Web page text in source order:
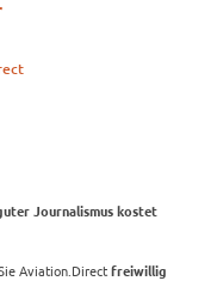
Journalismus kostet
Aviation.Direct freiwillig